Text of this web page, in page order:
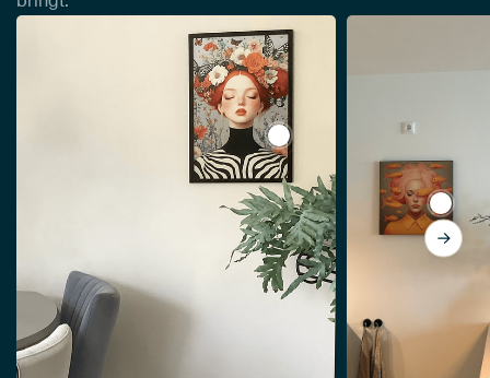
View Bunter Frühling von
View